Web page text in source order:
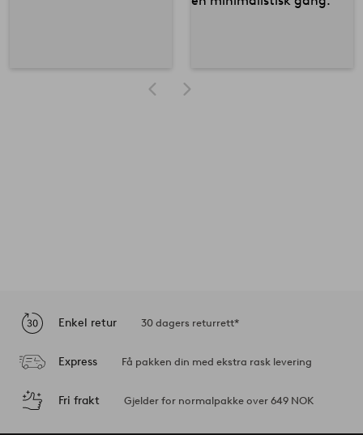
Enkel retur 30 dagers returrett*
Express Få pakken din med ekstra rask levering
Fri frakt Gjelder for normalpakke over 649 NOK